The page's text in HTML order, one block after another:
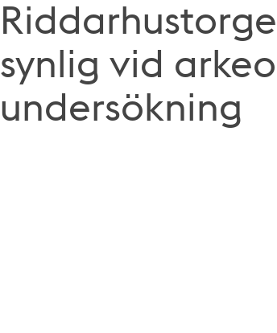
synlig vid
undersökning